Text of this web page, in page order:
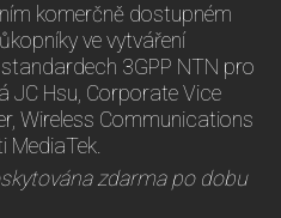
komerčně dostupném
ve vytváření
3GPP NTN pro
JC Hsu, Corporate Vice
Wireless Communications
MediaTek.
zdarma po dobu